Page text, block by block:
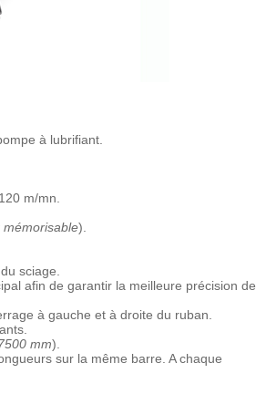
à lubrifiant.
m/mn.
mémorisable).
sciage.
afin de garantir la meilleure précision de
à gauche et à droite du ruban.
mm).
sur la même barre. A chaque